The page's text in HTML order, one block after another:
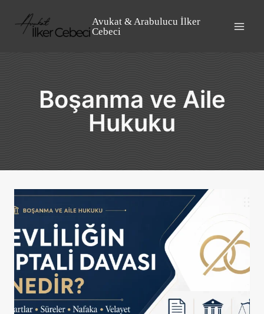
content
Avukat & Arabulucu İlker
Cebeci
Boşanma ve Aile
Hukuku